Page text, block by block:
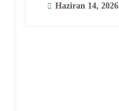
Haziran 14, 2026